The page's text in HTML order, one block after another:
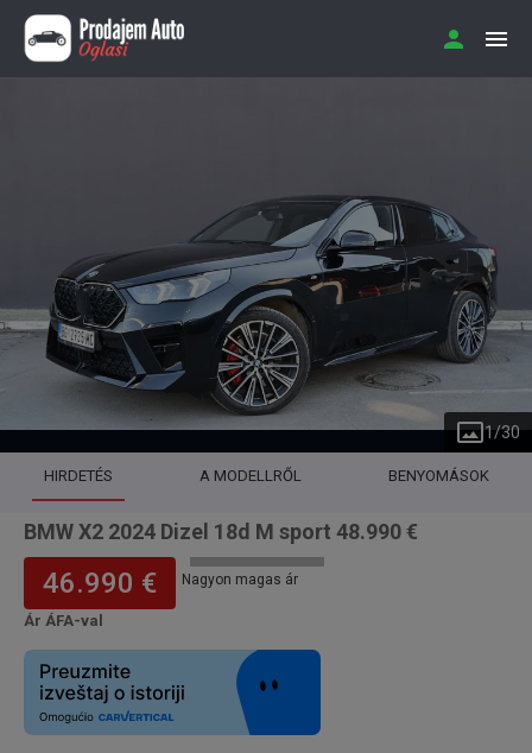
1/30
HIRDETÉS A MODELLRŐL BENYOMÁSOK
BMW X2 2024 Dizel 18d M sport 48.990 €
46.990 €
Ár ÁFA-val
Nagyon magas ár